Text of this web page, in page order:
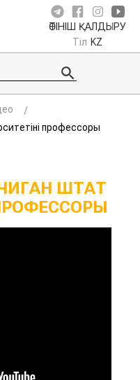
ӨТІНІШ ҚАЛДЫРУ
Тіл KZ
профессоры
ШТАТ